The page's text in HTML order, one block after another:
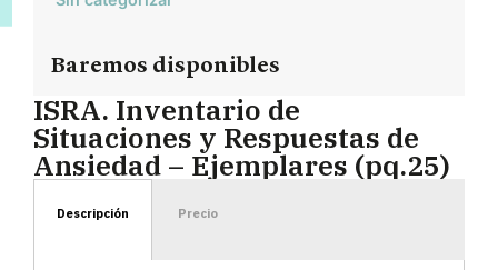
Baremos disponibles
ISRA. Inventario de
Situaciones y Respuestas de
Ansiedad – Ejemplares (pq.25)
Descripción Precio